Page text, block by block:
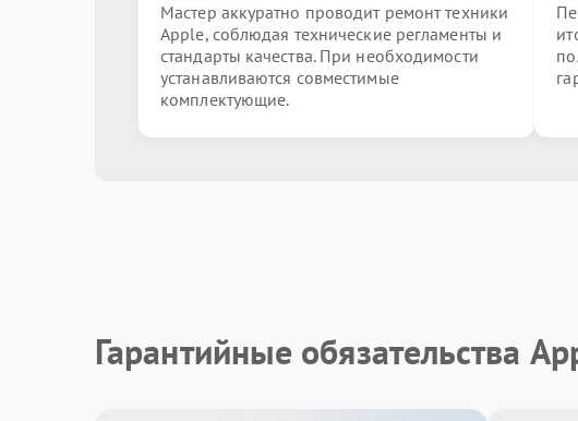
Мастер аккуратно проводит ремонт техники
Apple, соблюдая технические регламенты и
стандарты качества. При необходимости
устанавливаются совместимые
комплектующие.
Гарантийные обязательства